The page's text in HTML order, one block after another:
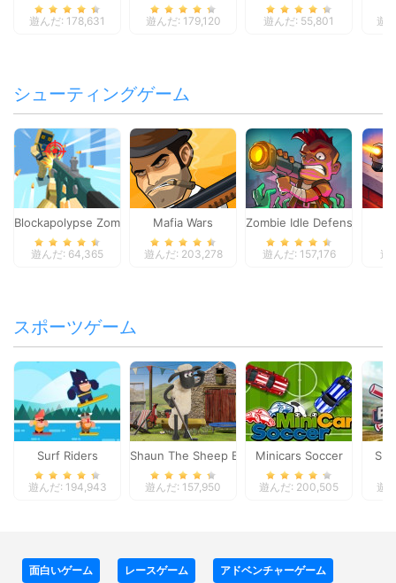
遊んだ: 178,631 遊んだ: 179,120 遊んだ: 55,801 遊
シューティングゲーム
Blockapolypse Zombie Shooter
遊んだ: 64,365
Mafia Wars
遊んだ: 203,278
Zombie Idle Defense
遊んだ: 157,176 遊
スポーツゲーム
Surf Riders
遊んだ: 194,943
Shaun The Sheep Baahmy Golf
遊んだ: 157,950
Minicars Soccer
遊んだ: 200,505 遊
面白いゲーム レースゲーム アドベンチャーゲーム